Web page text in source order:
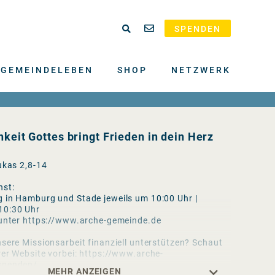
SPENDEN
GEMEINDELEBEN SHOP NETZWERK
Gottes bringt Frieden in dein Herz
2,8-14
in Hamburg und Stade jeweils um 10:00 Uhr |
Uhr
https://www.arche-gemeinde.de
Missionsarbeit finanziell unterstützen? Schaut
Website vorbei: https://www.arche-